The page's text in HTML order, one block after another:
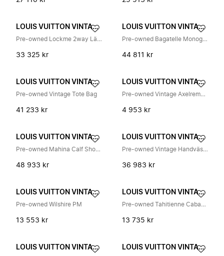
LOUIS VUITTON VINTAGE
Pre-owned Lockme 2way Läderhandväska
33 325 kr
LOUIS VUITTON VINTAGE
Pre-owned Bagatelle Monogram Empreinte Axelremsväska
44 811 kr
LOUIS VUITTON VINTAGE
Pre-owned Vintage Tote Bag
41 233 kr
LOUIS VUITTON VINTAGE
Pre-owned Vintage Axelremsväska
4 953 kr
LOUIS VUITTON VINTAGE
Pre-owned Mahina Calf Shoulder Bag
48 933 kr
LOUIS VUITTON VINTAGE
Pre-owned Vintage Handväska
36 983 kr
LOUIS VUITTON VINTAGE
Pre-owned Wilshire PM
13 553 kr
LOUIS VUITTON VINTAGE
Pre-owned Tahitienne Cabas PM
13 735 kr
LOUIS VUITTON VINTAGE LOUIS VUITTON VINTAGE